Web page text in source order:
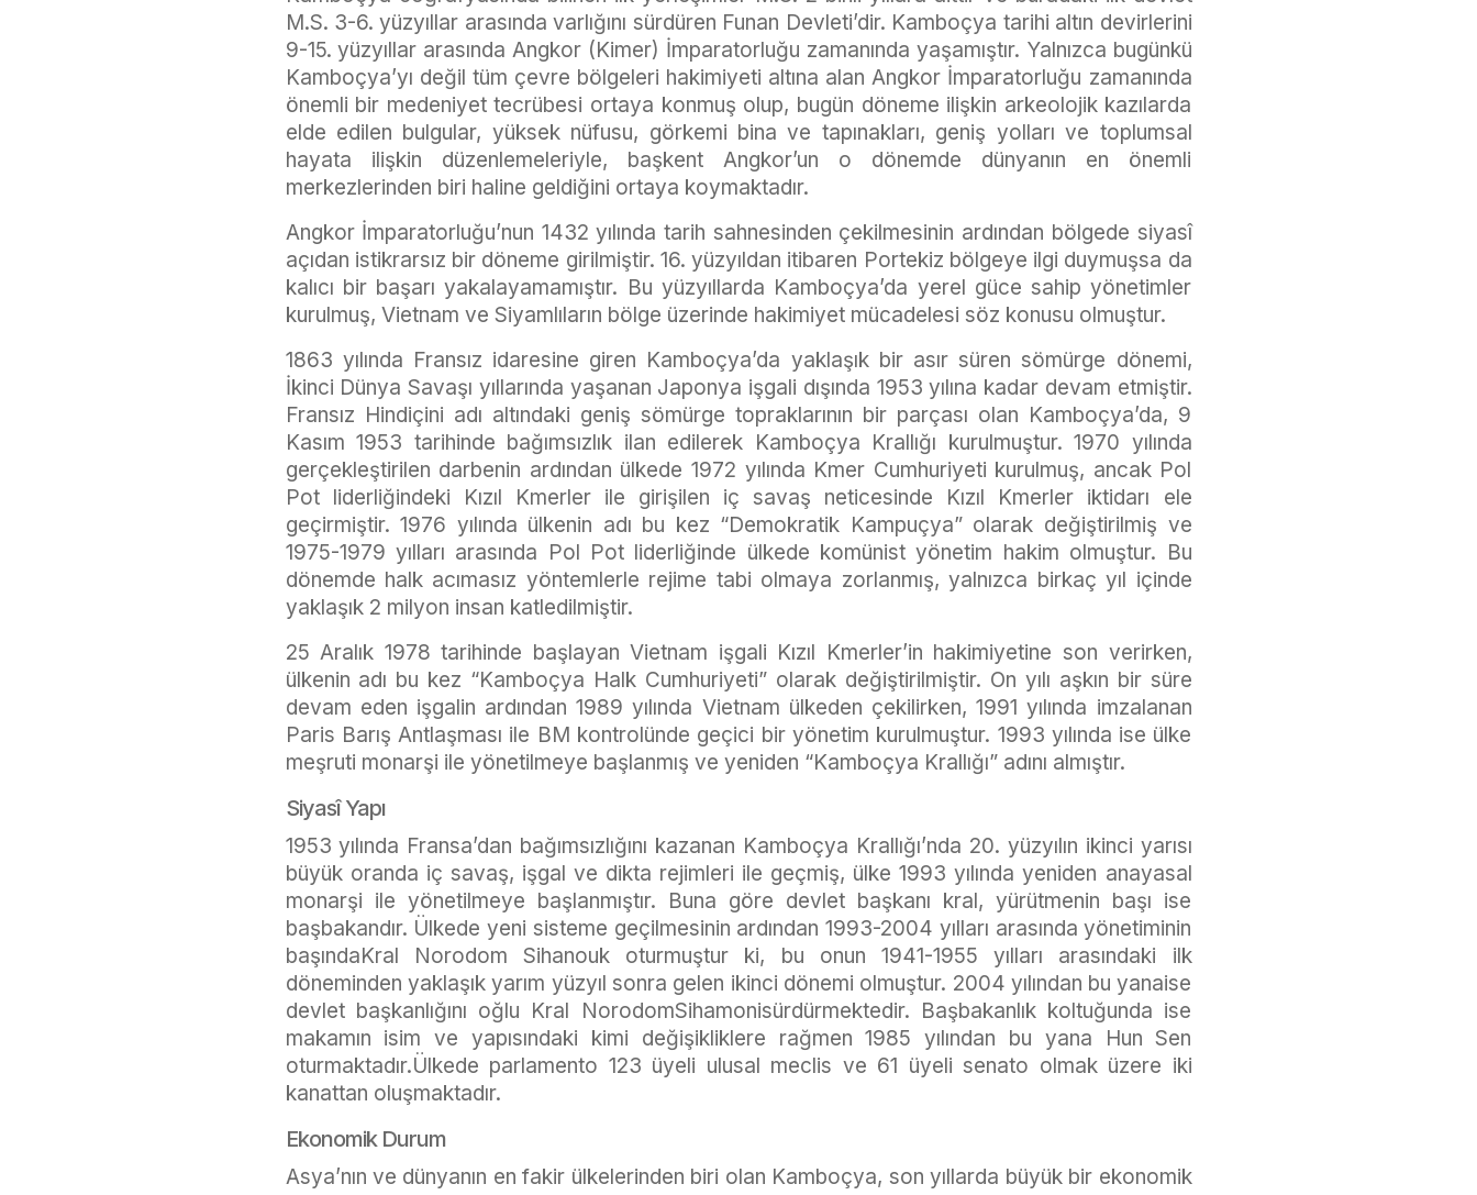
M.S. 3-6. yüzyıllar arasında varlığını sürdüren Funan Devleti’dir. Kamboçya tarihi altın devirlerini
9-15. yüzyıllar arasında Angkor (Kimer) İmparatorluğu zamanında yaşamıştır. Yalnızca bugünkü
Kamboçya’yı değil tüm çevre bölgeleri hakimiyeti altına alan Angkor İmparatorluğu zamanında
önemli bir medeniyet tecrübesi ortaya konmuş olup, bugün döneme ilişkin arkeolojik kazılarda
elde edilen bulgular, yüksek nüfusu, görkemi bina ve tapınakları, geniş yolları ve toplumsal
hayata ilişkin düzenlemeleriyle, başkent Angkor’un o dönemde dünyanın en önemli
merkezlerinden biri haline geldiğini ortaya koymaktadır.
Angkor İmparatorluğu’nun 1432 yılında tarih sahnesinden çekilmesinin ardından bölgede siyasî
açıdan istikrarsız bir döneme girilmiştir. 16. yüzyıldan itibaren Portekiz bölgeye ilgi duymuşsa da
kalıcı bir başarı yakalayamamıştır. Bu yüzyıllarda Kamboçya’da yerel güce sahip yönetimler
kurulmuş, Vietnam ve Siyamlıların bölge üzerinde hakimiyet mücadelesi söz konusu olmuştur.
1863 yılında Fransız idaresine giren Kamboçya’da yaklaşık bir asır süren sömürge dönemi,
İkinci Dünya Savaşı yıllarında yaşanan Japonya işgali dışında 1953 yılına kadar devam etmiştir.
Fransız Hindiçini adı altındaki geniş sömürge topraklarının bir parçası olan Kamboçya’da, 9
Kasım 1953 tarihinde bağımsızlık ilan edilerek Kamboçya Krallığı kurulmuştur. 1970 yılında
gerçekleştirilen darbenin ardından ülkede 1972 yılında Kmer Cumhuriyeti kurulmuş, ancak Pol
Pot liderliğindeki Kızıl Kmerler ile girişilen iç savaş neticesinde Kızıl Kmerler iktidarı ele
geçirmiştir. 1976 yılında ülkenin adı bu kez “Demokratik Kampuçya” olarak değiştirilmiş ve
1975-1979 yılları arasında Pol Pot liderliğinde ülkede komünist yönetim hakim olmuştur. Bu
dönemde halk acımasız yöntemlerle rejime tabi olmaya zorlanmış, yalnızca birkaç yıl içinde
yaklaşık 2 milyon insan katledilmiştir.
25 Aralık 1978 tarihinde başlayan Vietnam işgali Kızıl Kmerler’in hakimiyetine son verirken,
ülkenin adı bu kez “Kamboçya Halk Cumhuriyeti” olarak değiştirilmiştir. On yılı aşkın bir süre
devam eden işgalin ardından 1989 yılında Vietnam ülkeden çekilirken, 1991 yılında imzalanan
Paris Barış Antlaşması ile BM kontrolünde geçici bir yönetim kurulmuştur. 1993 yılında ise ülke
meşruti monarşi ile yönetilmeye başlanmış ve yeniden “Kamboçya Krallığı” adını almıştır.
Siyasî Yapı
1953 yılında Fransa’dan bağımsızlığını kazanan Kamboçya Krallığı’nda 20. yüzyılın ikinci yarısı
büyük oranda iç savaş, işgal ve dikta rejimleri ile geçmiş, ülke 1993 yılında yeniden anayasal
monarşi ile yönetilmeye başlanmıştır. Buna göre devlet başkanı kral, yürütmenin başı ise
başbakandır. Ülkede yeni sisteme geçilmesinin ardından 1993-2004 yılları arasında yönetiminin
başındaKral Norodom Sihanouk oturmuştur ki, bu onun 1941-1955 yılları arasındaki ilk
döneminden yaklaşık yarım yüzyıl sonra gelen ikinci dönemi olmuştur. 2004 yılından bu yanaise
devlet başkanlığını oğlu Kral NorodomSihamonisürdürmektedir. Başbakanlık koltuğunda ise
makamın isim ve yapısındaki kimi değişikliklere rağmen 1985 yılından bu yana Hun Sen
oturmaktadır.Ülkede parlamento 123 üyeli ulusal meclis ve 61 üyeli senato olmak üzere iki
kanattan oluşmaktadır.
Ekonomik Durum
Asya’nın ve dünyanın en fakir ülkelerinden biri olan Kamboçya, son yıllarda büyük bir ekonomik